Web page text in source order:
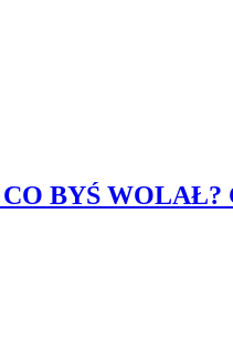
CO BYŚ WOLAŁ?